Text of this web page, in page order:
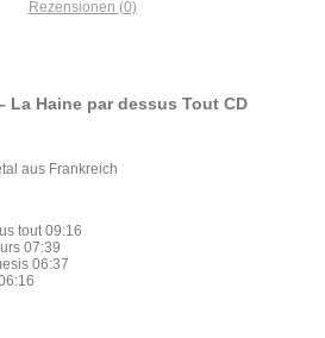
Rezensionen (0)
La Haine par dessus Tout CD
aus Frankreich
tout 09:16
07:39
06:37